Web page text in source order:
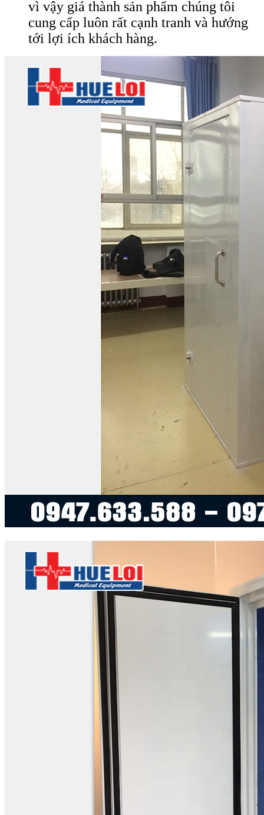
vì vậy giá thành sản phẩm chúng tôi
cung cấp luôn rất cạnh tranh và hướng
tới lợi ích khách hàng.